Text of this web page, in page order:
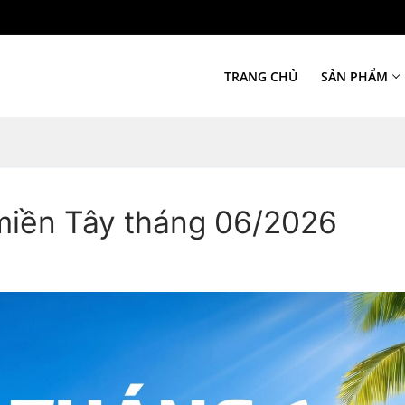
TRANG CHỦ SẢN PHẨM
Tây tháng 06/2026